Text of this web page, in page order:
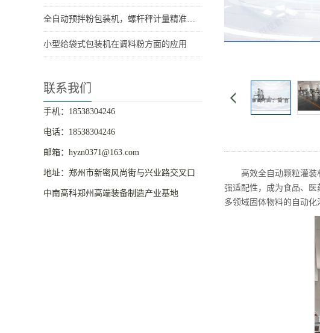
全自动预拌粉包装机，螺杆秤计量精准粉体包装设备
小型给袋式包装机在调料粉方面的应用
联系我们
手机：18538304246
电话：18538304246
邮箱：hyzn0371@163.com
地址：郑州市新密风尚街与兴业路交叉口
中南高科郑州高端装备制造产业基地
高效全自动颗粒灌
强适配性，成为食品、
多领域固体物料的自动化